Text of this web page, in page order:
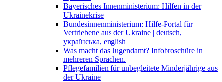
Bayerisches Innenministerium: Hilfen in der
Ukrainekrise
Bundesinnenministerium: Hilfe-Portal für
Vertriebene aus der Ukraine | deutsch,
українська, english
Was macht das Jugendamt? Infobroschüre in
mehreren Sprachen.
Pflegefamilien für unbegleitete Minderjährige aus
der Ukraine